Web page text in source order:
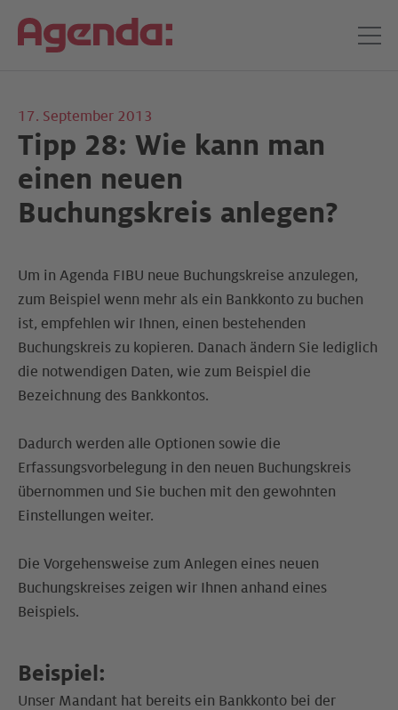
17. September 2013
Tipp 28: Wie kann man
einen neuen
Buchungskreis anlegen?
Um in Agenda FIBU neue Buchungskreise anzulegen,
zum Beispiel wenn mehr als ein Bankkonto zu buchen
ist, empfehlen wir Ihnen, einen bestehenden
Buchungskreis zu kopieren. Danach ändern Sie lediglich
die notwendigen Daten, wie zum Beispiel die
Bezeichnung des Bankkontos.
Dadurch werden alle Optionen sowie die
Erfassungsvorbelegung in den neuen Buchungskreis
übernommen und Sie buchen mit den gewohnten
Einstellungen weiter.
Die Vorgehensweise zum Anlegen eines neuen
Buchungskreises zeigen wir Ihnen anhand eines
Beispiels.
Beispiel:
Unser Mandant hat bereits ein Bankkonto bei der